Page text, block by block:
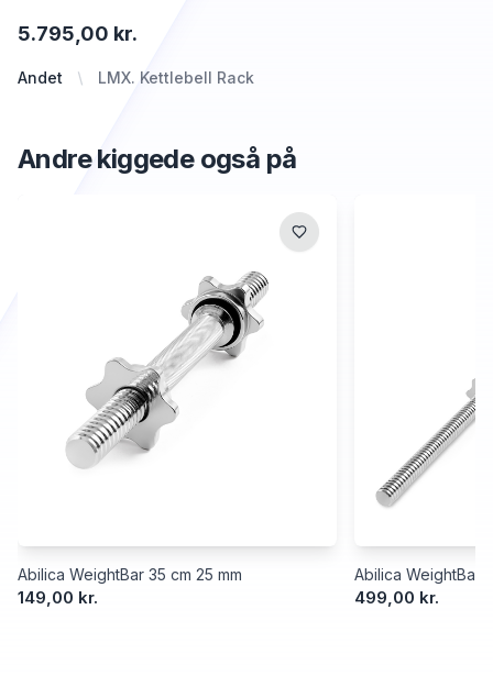
Andet LMX. Kettlebell Rack
5.795,00 kr.
Andre kiggede også på
Abilica WeightBar 35 cm 25 mm
149,00 kr.
Abilica WeightBar
499,00 kr.